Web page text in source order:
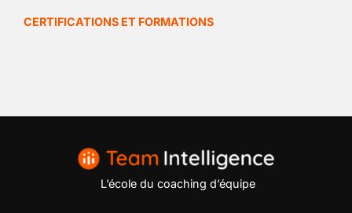
CERTIFICATIONS ET FORMATIONS
L’école du coaching d’équipe